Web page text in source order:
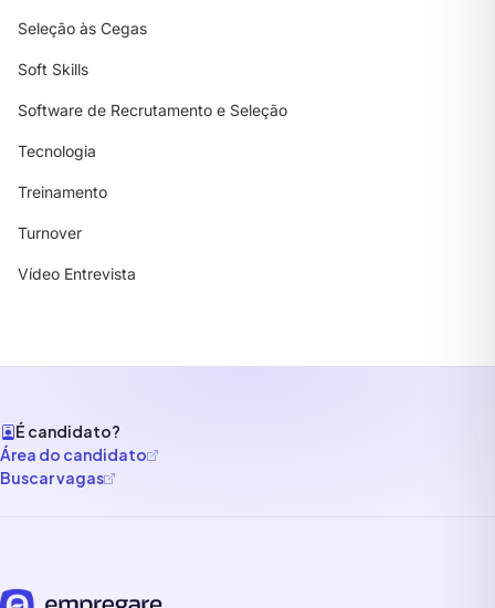
Seleção às Cegas
Soft Skills
Software de Recrutamento e Seleção
Tecnologia
Treinamento
Turnover
Vídeo Entrevista
É candidato?
Área do candidato
Buscar vagas